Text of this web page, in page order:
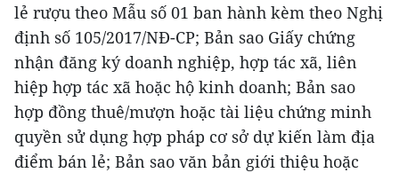
lẻ rượu theo Mẫu số 01 ban hành kèm theo Nghị
định số 105/2017/NĐ-CP; Bản sao Giấy chứng
nhận đăng ký doanh nghiệp, hợp tác xã, liên
hiệp hợp tác xã hoặc hộ kinh doanh; Bản sao
hợp đồng thuê/mượn hoặc tài liệu chứng minh
quyền sử dụng hợp pháp cơ sở dự kiến làm địa
điểm bán lẻ; Bản sao văn bản giới thiệu hoặc